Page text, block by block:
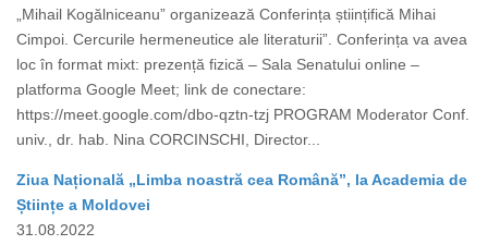
„Mihail Kogălniceanu” organizează Conferința științifică Mihai
Cimpoi. Cercurile hermeneutice ale literaturii”. Conferința va avea
loc în format mixt: prezență fizică – Sala Senatului online –
platforma Google Meet; link de conectare:
https://meet.google.com/dbo-qztn-tzj PROGRAM Moderator Conf.
univ., dr. hab. Nina CORCINSCHI, Director...
Ziua Națională „Limba noastră cea Română”, la Academia de
Științe a Moldovei
31.08.2022